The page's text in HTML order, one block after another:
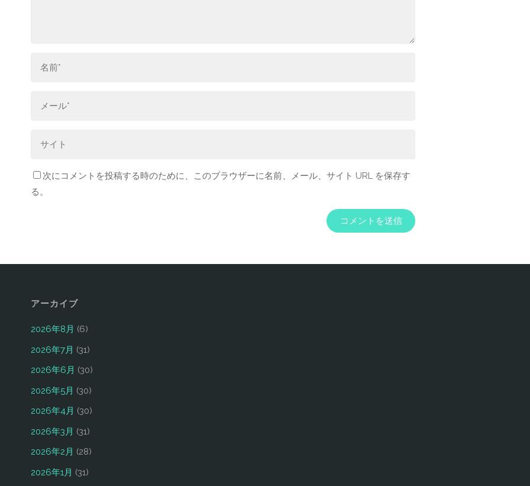
次にコメントを投稿する時のために、このブラウザーに名前、メール、サイト URL を保存す
る。
アーカイブ
2026年8月 (6)
2026年7月 (31)
2026年6月 (30)
2026年5月 (30)
2026年4月 (30)
2026年3月 (31)
2026年2月 (28)
2026年1月 (31)